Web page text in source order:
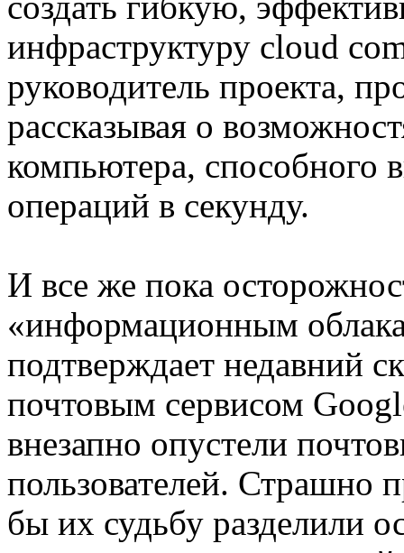
инфраструктуру cloud
руководитель проекта,
рассказывая о
компьютера, способного
операций в секунду.
И все же пока
«информационным
подтверждает недавний
почтовым сервисом
внезапно опустели
пользователей. Страшно
бы их судьбу разделили